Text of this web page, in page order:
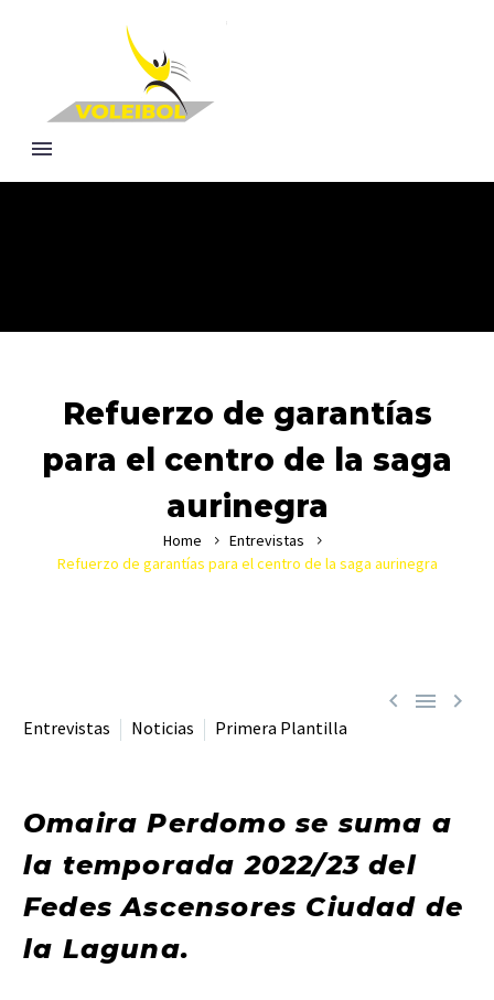
Refuerzo de garantías
para el centro de la saga
aurinegra
Home
Entrevistas
Refuerzo de garantías para el centro de la saga aurinegra
  
Entrevistas Noticias Primera Plantilla
Omaira Perdomo se suma a
la temporada 2022/23 del
Fedes Ascensores Ciudad de
la Laguna.